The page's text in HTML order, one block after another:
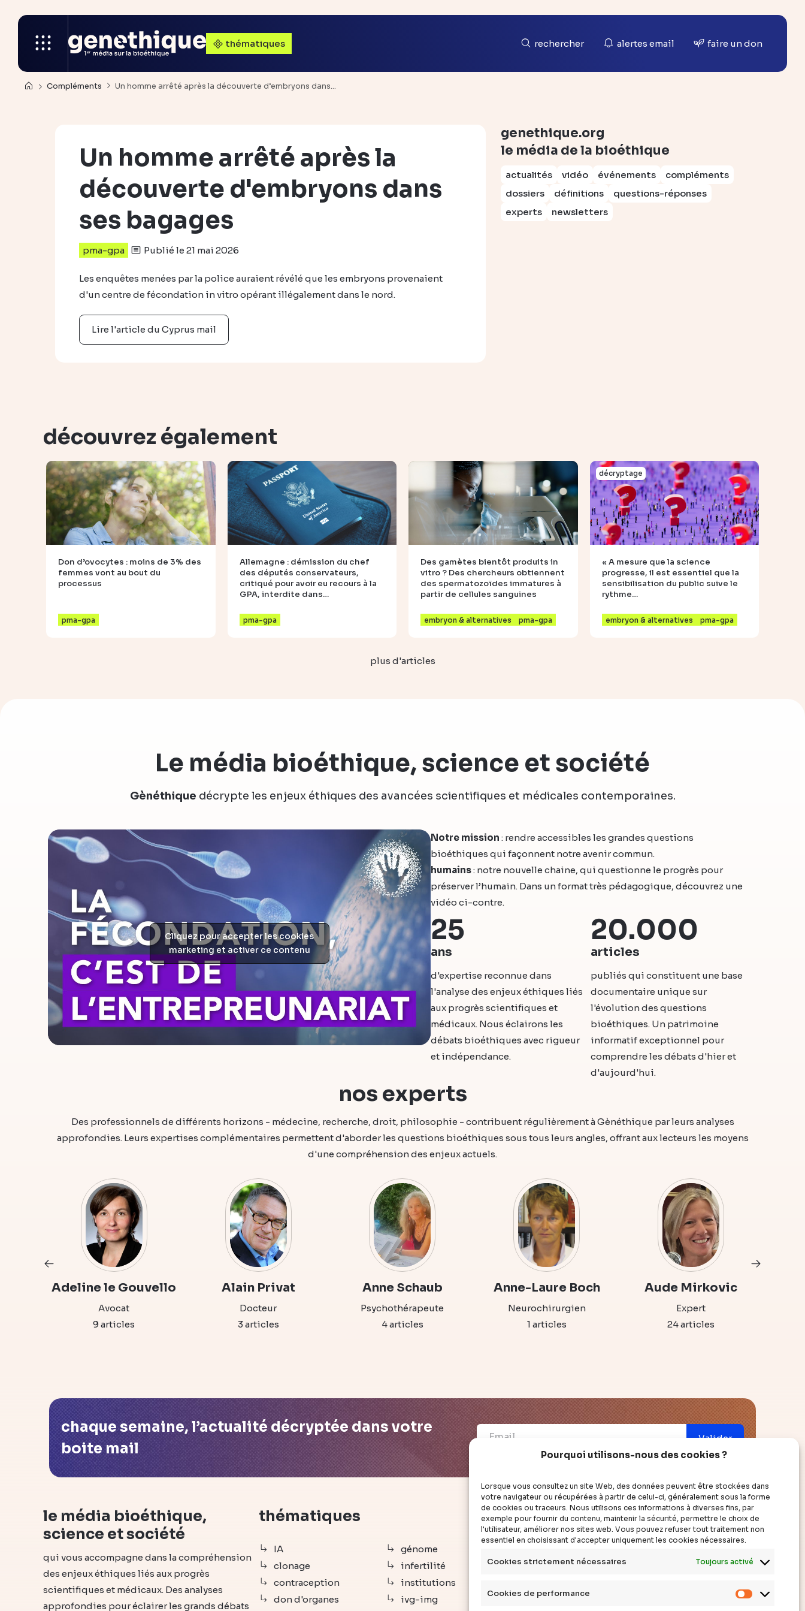
Pourquoi utilisons-nous des cookies ?
Lorsque vous consultez un site Web, des données peuvent être stockées dans
votre navigateur ou récupérées à partir de celui-ci, généralement sous la forme
de cookies ou traceurs. Nous utilisons ces informations à diverses fins, par
exemple pour fournir du contenu, maintenir la sécurité, permettre le choix de
l'utilisateur, améliorer nos sites web. Vous pouvez refuser tout traitement non
essentiel en choisissant d'accepter uniquement les cookies nécessaires.
Cookies strictement nécessaires Toujours activé
Cookies de performance
Cookies
thématiques rechercher alertes email faire un don
Compléments Un homme arrêté après la découverte d’embryons dans…
Un homme arrêté après la
découverte d'embryons dans
ses bagages
pma-gpa Publié le 21 mai 2026
Les enquêtes menées par la police auraient révélé que les embryons provenaient
d'un centre de fécondation in vitro opérant illégalement dans le nord.
Lire l'article du Cyprus mail
genethique.org
le média de la bioéthique
actualités vidéo événements
compléments
dossiers
définitions
questions-réponses
experts
newsletters
découvrez également
Don d’ovocytes : moins de 3% des
femmes vont au bout du
processus
pma-gpa
Allemagne : démission du chef
des députés conservateurs,
critiqué pour avoir eu recours à la
GPA, interdite dans…
pma-gpa
Des gamètes bientôt produits in
vitro ? Des chercheurs obtiennent
des spermatozoïdes immatures à
partir de cellules sanguines
embryon & alternatives pma-gpa
décryptage
« A mesure que la science
progresse, il est essentiel que la
sensibilisation du public suive le
rythme…
embryon & alternatives pma-gpa
plus d'articles
Le média bioéthique, science et société
Gènéthique décrypte les enjeux éthiques des avancées scientifiques et médicales contemporaines.
Cliquez pour accepter les cookies
marketing et activer ce contenu
Notre mission : rendre accessibles les grandes questions
bioéthiques qui façonnent notre avenir commun.
humains: notre nouvelle chaine, qui questionne le progrès pour
préserver l’humain. Dans un format très pédagogique, découvrez une
vidéo ci-contre.
25
ans
d'expertise reconnue dans
l'analyse des enjeux éthiques liés
aux progrès scientifiques et
médicaux. Nous éclairons les
débats bioéthiques avec rigueur
et indépendance.
20.000
articles
publiés qui constituent une base
documentaire unique sur
l'évolution des questions
bioéthiques. Un patrimoine
informatif exceptionnel pour
comprendre les débats d'hier et
d'aujourd'hui.
nos experts
Des professionnels de différents horizons - médecine, recherche, droit, philosophie - contribuent régulièrement à Gènéthique par leurs analyses
approfondies. Leurs expertises complémentaires permettent d'aborder les questions bioéthiques sous tous leurs angles, offrant aux lecteurs les moyens
d'une compréhension des enjeux actuels.
Adeline le Gouvello
Avocat
9 articles
Alain Privat
Docteur
3 articles
Anne Schaub
Psychothérapeute
4 articles
Anne-Laure Boch
Neurochirurgien
1 articles
Aude Mirkovic
Expert
24 articles
chaque semaine, l’actualité décryptée dans votre
boite mail
Valider
le média bioéthique,
science et société
qui vous accompagne dans la compréhension
des enjeux éthiques liés aux progrès
scientifiques et médicaux. Des analyses
approfondies pour éclairer les grands débats
thématiques
IA
clonage
contraception
don d'organes
génome
infertilité
institutions
ivg-img
découvrir
vidéos
experts
à propos
faire un don